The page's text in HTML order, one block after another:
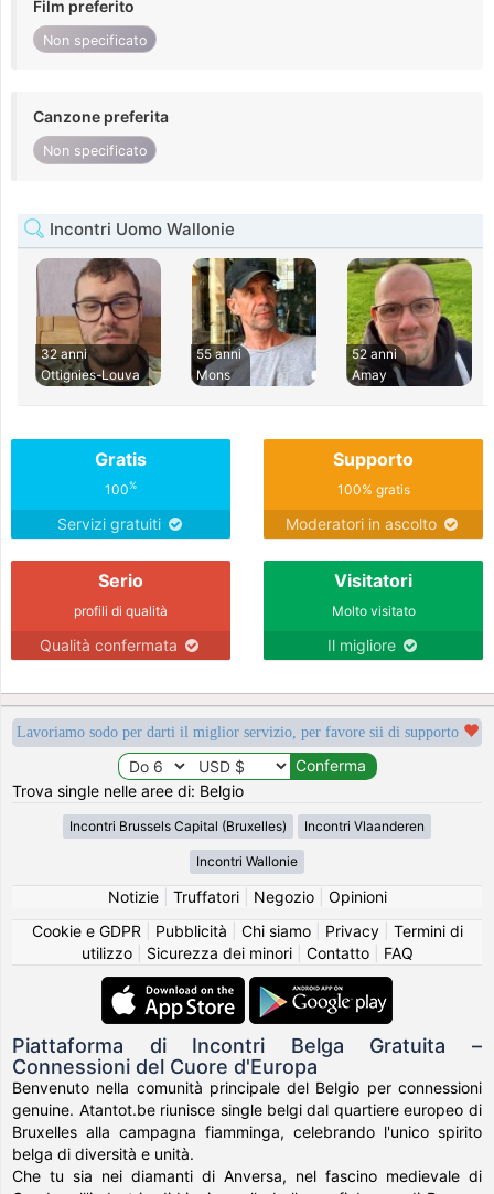
Film preferito
Non specificato
Canzone preferita
Non specificato
Incontri Uomo Wallonie
32 anni
Ottignies-Louva
55 anni
Mons
52 anni
Amay
Gratis
100%
Servizi gratuiti
Supporto
100% gratis
Moderatori in ascolto
Serio
profili di qualità
Qualità confermata
Visitatori
Molto visitato
Il migliore
Lavoriamo sodo per darti il miglior servizio, per favore sii di supporto
Trova single nelle aree di: Belgio
Incontri Brussels Capital (Bruxelles) Incontri Vlaanderen
Incontri Wallonie
Notizie| Truffatori| Negozio| Opinioni
Cookie e GDPR
Pubblicità Chi siamo| Privacy| Termini di
utilizzo| Sicurezza dei minori| Contatto| FAQ
Piattaforma di Incontri Belga Gratuita –
Connessioni del Cuore d'Europa
Benvenuto nella comunità principale del Belgio per connessioni
genuine. Atantot.be riunisce single belgi dal quartiere europeo di
Bruxelles alla campagna fiamminga, celebrando l'unico spirito
belga di diversità e unità.
Che tu sia nei diamanti di Anversa, nel fascino medievale di